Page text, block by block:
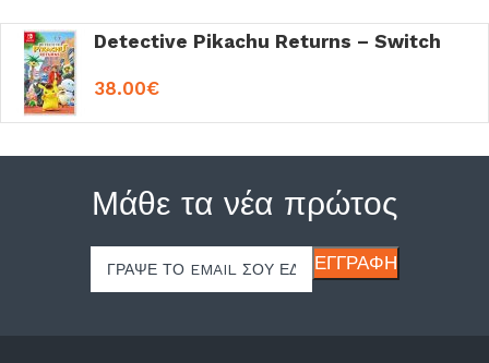
Detective Pikachu Returns – Switch
38.00€
Μάθε τα νέα πρώτος